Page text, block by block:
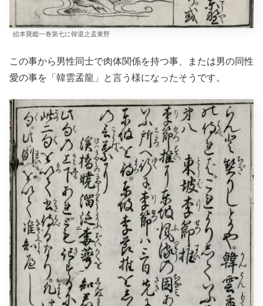
絵本寶鑑一巻第七に韓退之孟東野
この事から男性同士で肉体関係を持つ事、または男の同性
愛の事を「韓雲孟龍」と言う様になったそうです。